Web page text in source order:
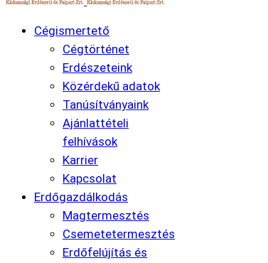
Cégismertető
Cégtörténet
Erdészeteink
Közérdekű adatok
Tanúsítványaink
Ajánlattételi
felhívások
Karrier
Kapcsolat
Erdőgazdálkodás
Magtermesztés
Csemetetermesztés
Erdőfelújítás és